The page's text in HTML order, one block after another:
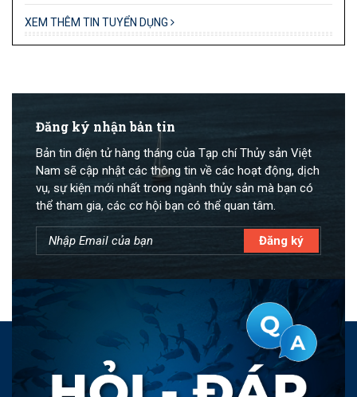
XEM THÊM TIN TUYỂN DỤNG
Đăng ký nhận bản tin
Bản tin điện tử hàng tháng của Tạp chí Thủy sản Việt
Nam sẽ cập nhật các thông tin về các hoạt động, dịch
vụ, sự kiện mới nhất trong ngành thủy sản mà bạn có
thể tham gia, các cơ hội bạn có thể quan tâm.